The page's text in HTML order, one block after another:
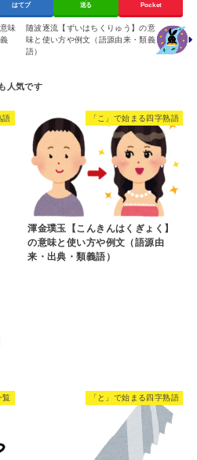
はてブ 送る Pocket
味
随波逐流【ずいはちくりゅう】の意
味と使い方や例文（語源由来・類義
語）
語 「こ」で始まる四字熟語
渾金璞玉【こんきんはくぎょく】
の意味と使い方や例文（語源由
来・出典・類義語）
覧 「と」で始まる四字熟語